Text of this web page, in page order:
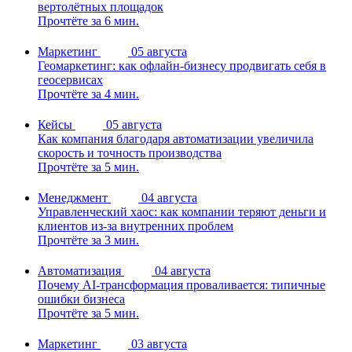
вертолётных площадок
Прочтёте за 6 мин.
Маркетинг
05 августа
Геомаркетинг: как офлайн-бизнесу продвигать себя в
геосервисах
Прочтёте за 4 мин.
Кейсы
05 августа
Как компания благодаря автоматизации увеличила
скорость и точность производства
Прочтёте за 5 мин.
Менеджмент
04 августа
Управленческий хаос: как компании теряют деньги и
клиентов из-за внутренних проблем
Прочтёте за 3 мин.
Автоматизация
04 августа
Почему AI-трансформация проваливается: типичные
ошибки бизнеса
Прочтёте за 5 мин.
Маркетинг
03 августа